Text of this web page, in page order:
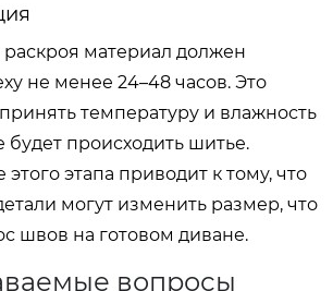
материал должен
не менее 24–48 часов. Это
температуру и влажность
происходить шитье.
этапа приводит к тому, что
могут изменить размер, что
швов на готовом диване.
вопросы